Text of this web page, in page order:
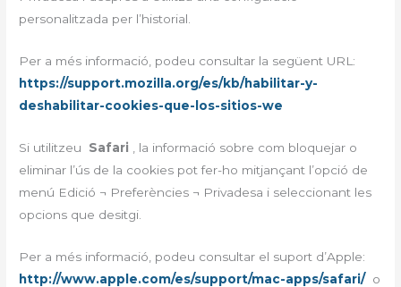
personalitzada per l’historial.
Per a més informació, podeu consultar la següent URL:
https://support.mozilla.org/es/kb/habilitar-y-
deshabilitar-cookies-que-los-sitios-we
Si utilitzeu Safari , la informació sobre com bloquejar o
eliminar l’ús de la cookies pot fer-ho mitjançant l’opció de
menú Edició ¬ Preferències ¬ Privadesa i seleccionant les
opcions que desitgi.
Per a més informació, podeu consultar el suport d’Apple:
http://www.apple.com/es/support/mac-apps/safari/o